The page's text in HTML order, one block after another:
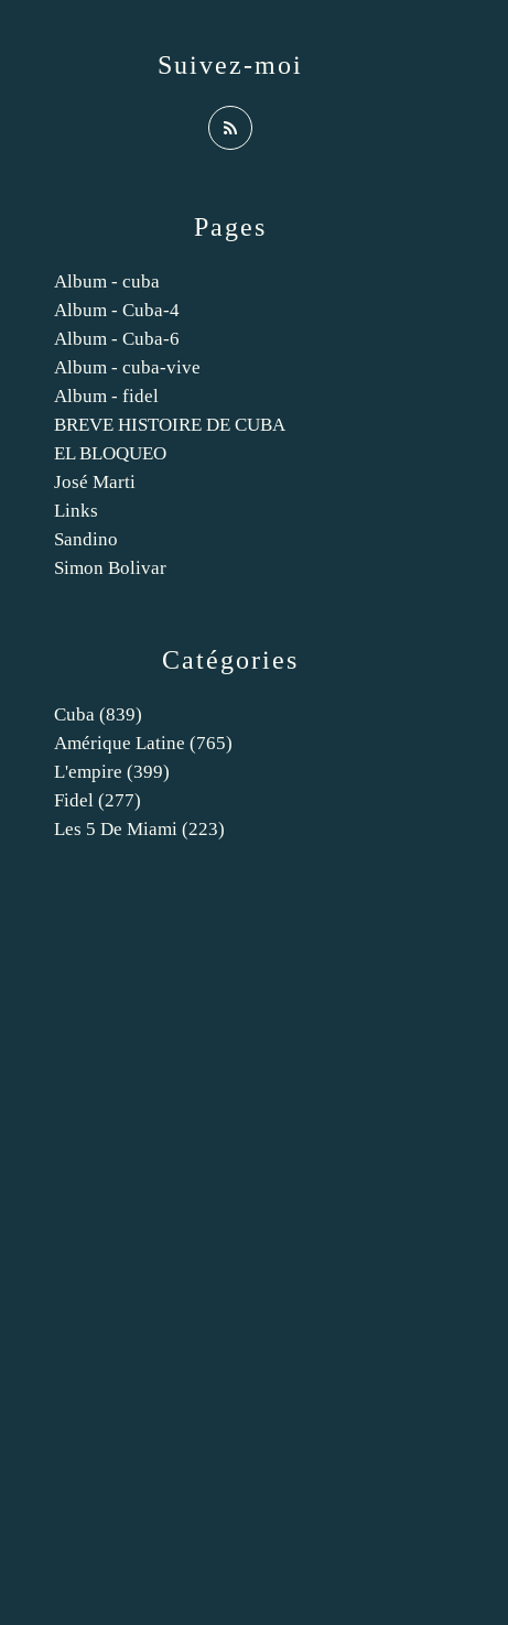
Catégories
Cuba (839)
Amérique Latine (765)
L'empire (399)
Fidel (277)
Les 5 De Miami (223)
Pages
Album - cuba
Album - Cuba-4
Album - Cuba-6
Album - cuba-vive
Album - fidel
BREVE HISTOIRE DE CUBA
EL BLOQUEO
José Marti
Links
Sandino
Simon Bolivar
Suivez-moi